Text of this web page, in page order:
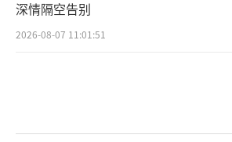
深情隔空告别
2026-08-07 11:01:51